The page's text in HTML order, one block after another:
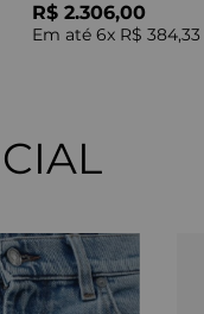
R$ 2.306,00
Em até 6x R$ 384,33